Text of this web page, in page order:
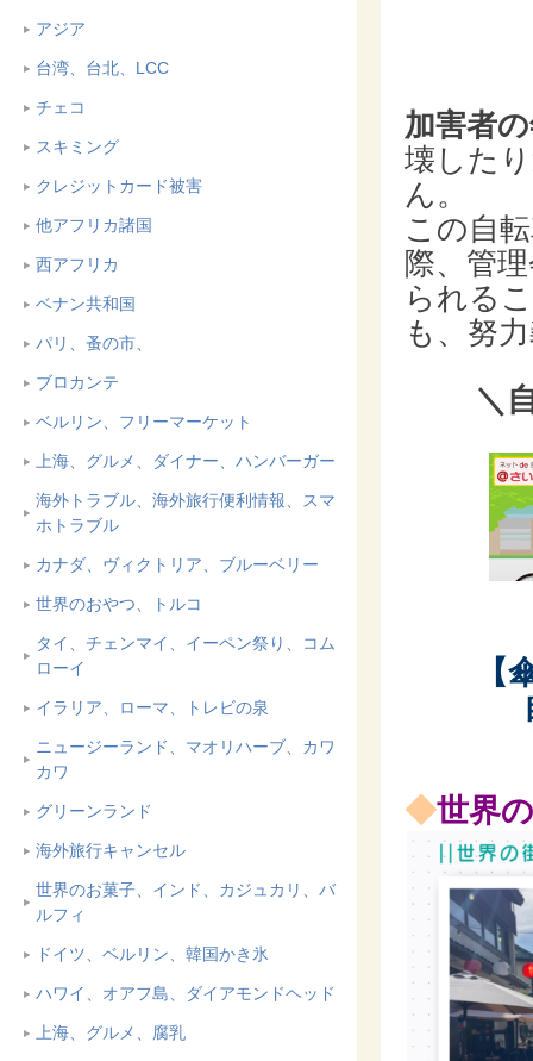
アジア
台湾、台北、LCC
チェコ
スキミング
クレジットカード被害
他アフリカ諸国
西アフリカ
ベナン共和国
パリ、蚤の市、
ブロカンテ
ベルリン、フリーマーケット
上海、グルメ、ダイナー、ハンバーガー
海外トラブル、海外旅行便利情報、スマ
ホトラブル
カナダ、ヴィクトリア、ブルーベリー
世界のおやつ、トルコ
タイ、チェンマイ、イーペン祭り、コム
ローイ
イラリア、ローマ、トレビの泉
ニュージーランド、マオリハーブ、カワ
カワ
グリーンランド
海外旅行キャンセル
世界のお菓子、インド、カジュカリ、バ
ルフィ
ドイツ、ベルリン、韓国かき氷
ハワイ、オアフ島、ダイアモンドヘッド
上海、グルメ、腐乳
加害者
壊した
ん。
この自
際、管
られる
も、努
＼
【
◆世界